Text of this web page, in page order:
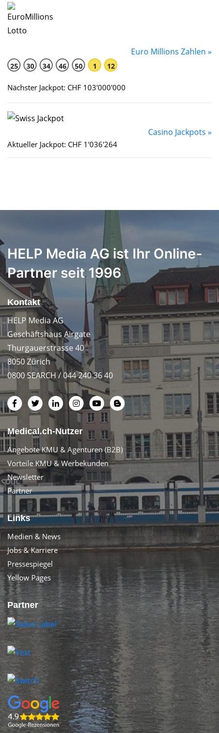
Euro Millions Zahlen »
25 30 34 46 50 1 12
Nächster Jackpot: CHF 103'000'000
Casino Jackpots »
Aktueller Jackpot: CHF 1'036'264
HELP Media AG ist Ihr Online-
Partner seit 1996
Kontakt
HELP Media AG
Geschäftshaus Airgate
Thurgauerstrasse 40
8050 Zürich
0800 SEARCH / 044 240 36 40
Medical.ch-Nutzer
Angebote KMU & Agenturen (B2B)
Vorteile KMU & Werbekunden
Newsletter
Partner
Links
Medien & News
Jobs & Karriere
Pressespiegel
Yellow Pages
Partner